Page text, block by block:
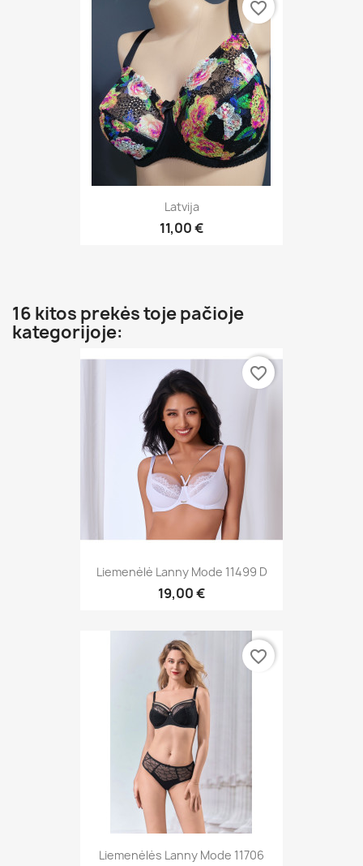
Latvija
11,00 €
favorite_border
16 kitos prekės toje pačioje
kategorijoje:
Liemenėlė Lanny Mode 11499 D
19,00 €
favorite_border
Liemenėlės Lanny Mode 11706
favorite_border